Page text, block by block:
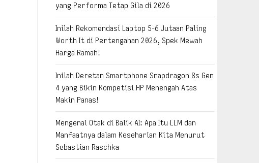
yang Performa Tetap Gila di 2026
Inilah Rekomendasi Laptop 5-6 Jutaan Paling
Worth It di Pertengahan 2026, Spek Mewah
Harga Ramah!
Inilah Deretan Smartphone Snapdragon 8s Gen
4 yang Bikin Kompetisi HP Menengah Atas
Makin Panas!
Mengenal Otak di Balik AI: Apa Itu LLM dan
Manfaatnya dalam Keseharian Kita Menurut
Sebastian Raschka